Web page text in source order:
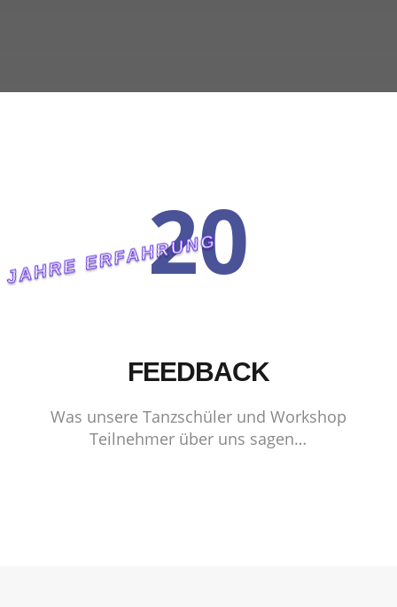
20
JAHRE ERFAHRUNG
FEEDBACK
Was unsere Tanzschüler und Workshop
Teilnehmer über uns sagen…